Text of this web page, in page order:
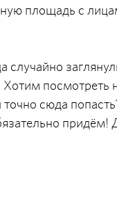
площадь с
случайно
Хотим
сюда